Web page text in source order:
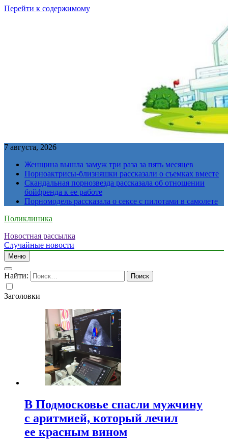
Перейти к содержимому
7 августа, 2026
Женщина вышла замуж три раза за пять месяцев
Порноактрисы-близняшки рассказали о съемках вместе
Скандальная порнозвезда рассказала об отношении
бойфренда к ее работе
Порномодель рассказала о сексе с пилотами в самолете
Поликлиника
Новостная рассылка
Случайные новости
Меню
Найти:
Заголовки
В Подмосковье спасли мужчину
с аритмией, который лечил
ее красным вином